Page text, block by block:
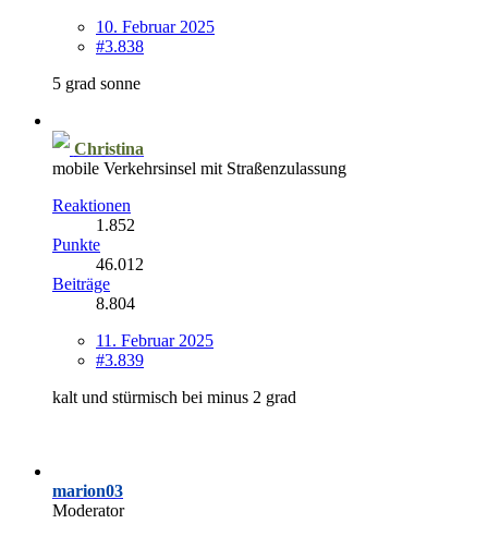
10. Februar 2025
#3.838
5 grad sonne
Christina
mobile Verkehrsinsel mit Straßenzulassung
Reaktionen
1.852
Punkte
46.012
Beiträge
8.804
11. Februar 2025
#3.839
kalt und stürmisch bei minus 2 grad
marion03
Moderator